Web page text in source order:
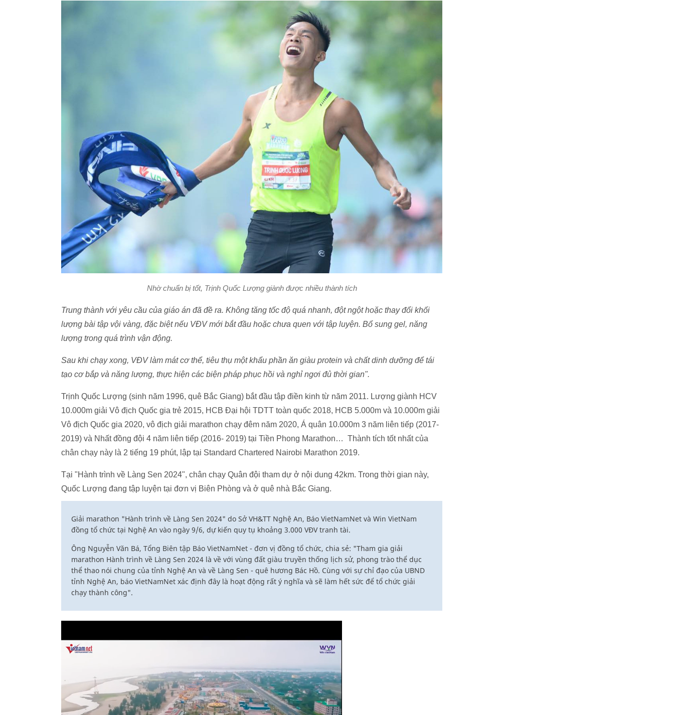
Nhờ chuẩn bị tốt, Trịnh Quốc Lượng giành được nhiều thành tích
Trung thành với yêu cầu của giáo án đã đề ra. Không tăng tốc độ quá nhanh, đột ngột hoặc thay đổi khối
lượng bài tập vội vàng, đặc biệt nếu VĐV mới bắt đầu hoặc chưa quen với tập luyện. Bổ sung gel, năng
lượng trong quá trình vận động.
Sau khi chạy xong, VĐV làm mát cơ thể, tiêu thụ một khẩu phần ăn giàu protein và chất dinh dưỡng để tái
tạo cơ bắp và năng lượng, thực hiện các biện pháp phục hồi và nghỉ ngơi đủ thời gian".
Trịnh Quốc Lượng (sinh năm 1996, quê Bắc Giang) bắt đầu tập điền kinh từ năm 2011. Lượng giành HCV
10.000m giải Vô địch Quốc gia trẻ 2015, HCB Đại hội TDTT toàn quốc 2018, HCB 5.000m và 10.000m giải
Vô địch Quốc gia 2020, vô địch giải marathon chạy đêm năm 2020, Á quân 10.000m 3 năm liên tiếp (2017-
2019) và Nhất đồng đội 4 năm liên tiếp (2016- 2019) tại Tiền Phong Marathon… Thành tích tốt nhất của
chân chạy này là 2 tiếng 19 phút, lập tại Standard Chartered Nairobi Marathon 2019.
Tại "Hành trình về Làng Sen 2024", chân chạy Quân đội tham dự ở nội dung 42km. Trong thời gian này,
Quốc Lượng đang tập luyện tại đơn vị Biên Phòng và ở quê nhà Bắc Giang.
Giải marathon "Hành trình về Làng Sen 2024" do Sở VH&TT Nghệ An, Báo VietNamNet và Win VietNam
đồng tổ chức tại Nghệ An vào ngày 9/6, dự kiến quy tụ khoảng 3.000 VĐV tranh tài.
Ông Nguyễn Văn Bá, Tổng Biên tập Báo VietNamNet - đơn vị đồng tổ chức, chia sẻ: "Tham gia giải
marathon Hành trình về Làng Sen 2024 là về với vùng đất giàu truyền thống lịch sử, phong trào thể dục
thể thao nói chung của tỉnh Nghệ An và về Làng Sen - quê hương Bác Hồ. Cùng với sự chỉ đạo của UBND
tỉnh Nghệ An, báo VietNamNet xác định đây là hoạt động rất ý nghĩa và sẽ làm hết sức để tổ chức giải
chạy thành công".